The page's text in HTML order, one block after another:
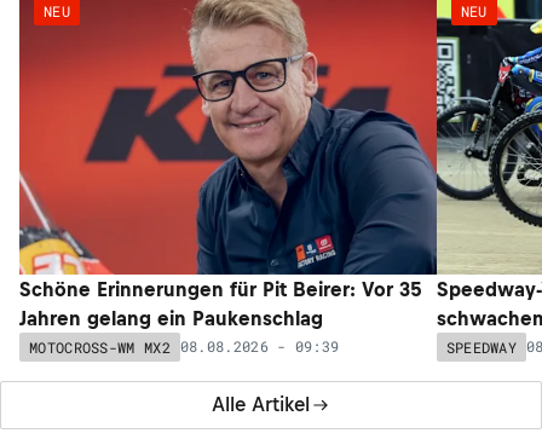
Alle Artikel
NEU
Schöne Erinnerungen für Pit Beirer: Vor 35
Jahren gelang ein Paukenschlag
MOTOCROSS-WM MX2 08.08.2026 - 09:39
NEU
SPEEDWAY